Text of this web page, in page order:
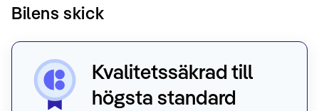
Bilens skick
Kvalitetssäkrad till
högsta standard